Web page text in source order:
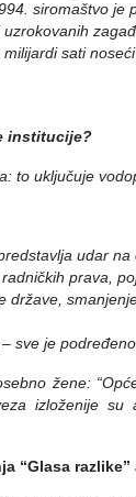
siromaštvo je
sati
institucije?
to uključuje
udar
prava,
sve je
žene:
izloženije
“Glasa